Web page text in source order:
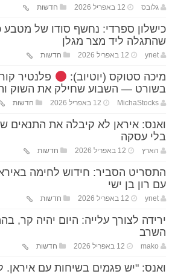
גלובס 12 באפריל 2026 חדשות
שהתגלה ליד מצר מגלן
ynet 12 באפריל 2026 חדשות
מיכה סטוקס (יוטיוב):
בשורט — השבוע שחילק את השוק
MichaStocks 12 באפריל 2026 חדשות
ואנס: איראן לא קיבלה את התנאים
בלי עסקה
הארץ 12 באפריל 2026 חדשות
התסריט הסביר: חידוש לחימה
עם רון בן ישי
ynet 12 באפריל 2026 חדשות
ירידה לצורך עלייה: היום יהיה קר,
השרב
mako 12 באפריל 2026 חדשות
ואנס: "יש פגמים בשיחות עם איראן.